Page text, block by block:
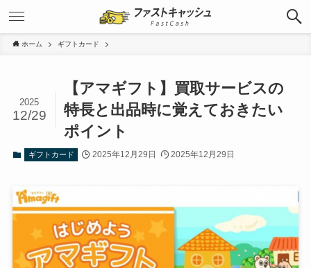
ホーム ギフトカード
【アマギフト】買取サービスの
特長と出品時に覚えておきたい
ポイント
2025
12/29
ギフトカード 2025年12月29日 2025年12月29日